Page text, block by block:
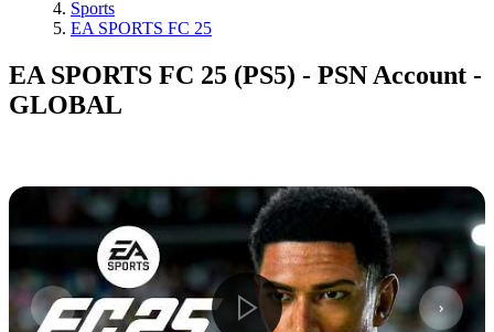
Sports
EA SPORTS FC 25
EA SPORTS FC 25 (PS5) - PSN Account -
GLOBAL